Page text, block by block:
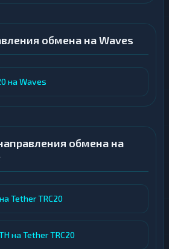
обмена на Waves
на Waves
обмена на
Tether TRC20
на Tether TRC20